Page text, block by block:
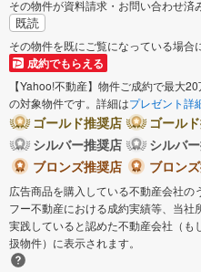
その物件が資料請求・お問い合わせ済
既読
その物件を既にご覧になっている場合
成約でもらえる
【Yahoo!不動産】物件ご成約で最大
の対象物件です。詳細はプレゼント詳
ゴールド推奨店
ゴール
シルバー推奨店
シルバ
ブロンズ推奨店
ブロン
広告商品を購入している不動産会社
フー不動産における成約実績等、当
実践していると認めた不動産会社（
扱物件）に表示されます。